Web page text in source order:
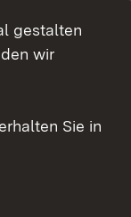
gestalten
wir
Sie in